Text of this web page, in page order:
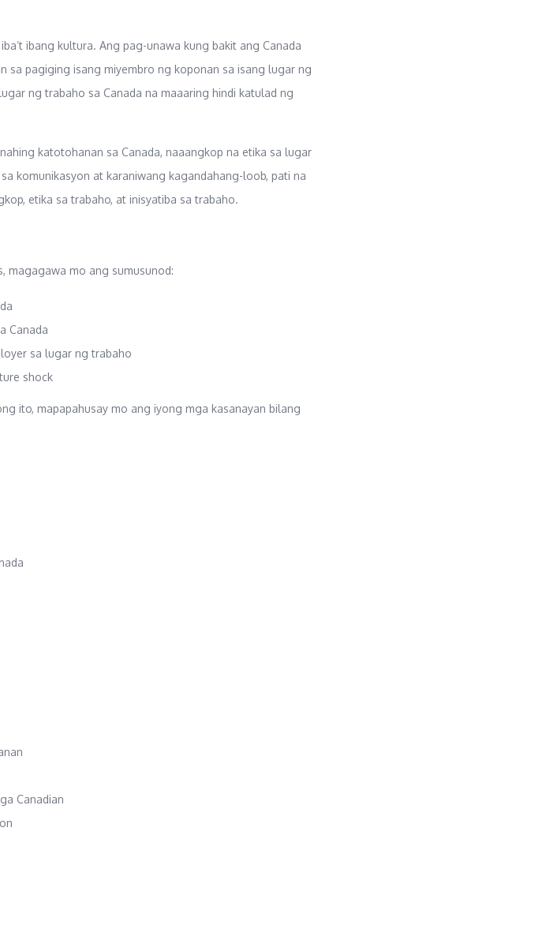
ibang kultura. Ang pag-unawa kung bakit ang Canada
sa pagiging isang miyembro ng koponan sa isang lugar ng
ng trabaho sa Canada na maaaring hindi katulad ng
katotohanan sa Canada, naaangkop na etika sa lugar
komunikasyon at karaniwang kagandahang-loob, pati na
etika sa trabaho, at inisyatiba sa trabaho.
magagawa mo ang sumusunod:
Canada
sa lugar ng trabaho
shock
ito, mapapahusay mo ang iyong mga kasanayan bilang
Canadian